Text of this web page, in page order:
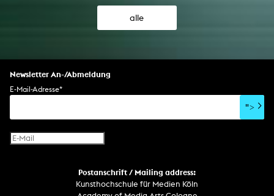
alle
Newsletter An-/Abmeldung
E-Mail-Adresse*
">
Postanschrift / Mailing address:
Kunsthochschule für Medien Köln